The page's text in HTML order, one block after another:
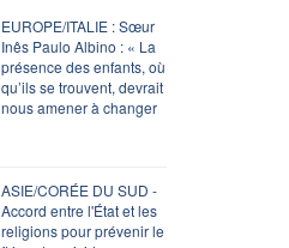
EUROPE/ITALIE : Sœur
Inês Paulo Albino : « La
présence des enfants, où
qu’ils se trouvent, devrait
nous amener à changer
ASIE/CORÉE DU SUD -
Accord entre l'État et les
religions pour prévenir le